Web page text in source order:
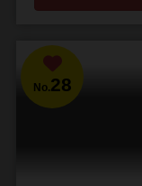
No.28